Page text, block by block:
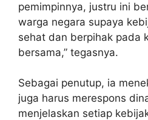
pemimpinnya, justru ini
warga negara supaya
sehat dan berpihak pada
bersama,” tegasnya.
Sebagai penutup, ia
juga harus merespons
menjelaskan setiap